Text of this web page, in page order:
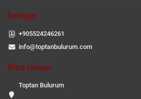
İletişim
+905524246261
info@toptanbulurum.com
Bize Ulaşın
Toptan Bulurum